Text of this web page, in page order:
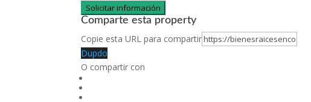
Solicitar información
Comparte esta property
Copie esta URL para compartir
Dupdo
O compartir con